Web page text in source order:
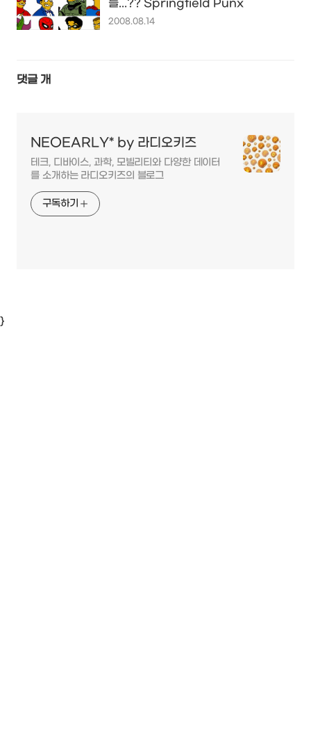
들...?? Springfield Punx
2008.08.14
댓글 개
NEOEARLY* by 라디오키즈
테크, 디바이스, 과학, 모빌리티와 다양한 데이터
를 소개하는 라디오키즈의 블로그
구독하기
}